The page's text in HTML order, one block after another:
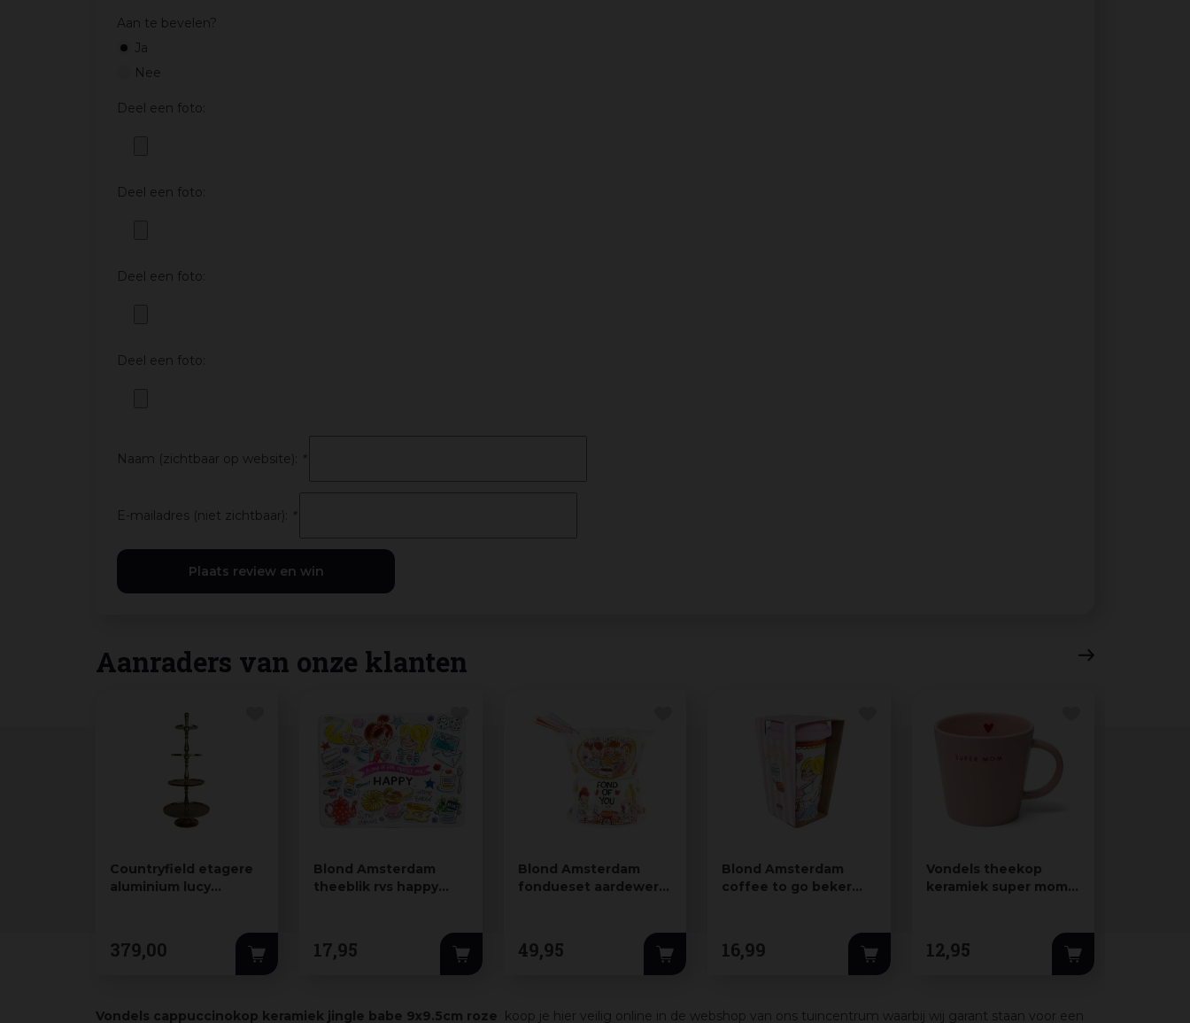
Aan te bevelen?
Ja
Nee
Deel een foto:
Deel een foto:
Deel een foto:
Deel een foto:
Naam (zichtbaar op website): *
E-mailadres (niet zichtbaar): *
Aanraders van onze klanten
Countryfield etagere
aluminium lucy
379,00
Blond Amsterdam
theeblik rvs happy
17,95
Blond Amsterdam
fondueset aardewerk
49,95
Blond Amsterdam
coffee to go beker
16,99
Vondels theekop
keramiek super mom
12,95
Vondels cappuccinokop keramiek jingle babe 9x9.5cm roze koop je hier veilig online in de webshop van ons tuincentrum waarbij wij garant staan voor een